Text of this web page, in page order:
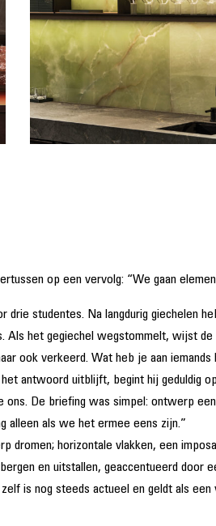
op een vervolg: “We gaan
studentes. Na langdurig giechelen
Als het gegiechel wegstommelt, wijst
ook verkeerd. Wat heb je aan iemands
antwoord uitblijft, begint hij geduldig
ons. De briefing was simpel: ontwerp
alleen als we het ermee eens zijn.”
dromen; horizontale vlakken, een
en uitstallen, geaccentueerd door
is nog steeds actueel en geldt als een